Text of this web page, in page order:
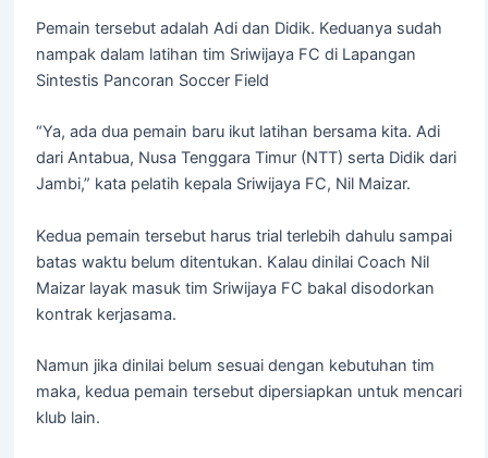
Pemain tersebut adalah Adi dan Didik. Keduanya sudah
nampak dalam latihan tim Sriwijaya FC di Lapangan
Sintestis Pancoran Soccer Field
“Ya, ada dua pemain baru ikut latihan bersama kita. Adi
dari Antabua, Nusa Tenggara Timur (NTT) serta Didik dari
Jambi,” kata pelatih kepala Sriwijaya FC, Nil Maizar.
Kedua pemain tersebut harus trial terlebih dahulu sampai
batas waktu belum ditentukan. Kalau dinilai Coach Nil
Maizar layak masuk tim Sriwijaya FC bakal disodorkan
kontrak kerjasama.
Namun jika dinilai belum sesuai dengan kebutuhan tim
maka, kedua pemain tersebut dipersiapkan untuk mencari
klub lain.